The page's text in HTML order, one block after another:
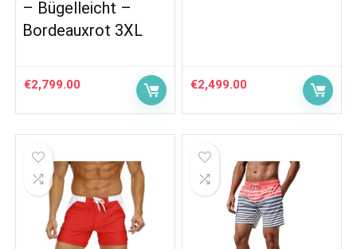
– Bügelleicht –
Bordeauxrot 3XL
€2,799.00 €2,499.00